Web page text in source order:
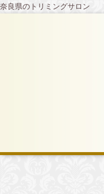
奈良県のトリミングサロン